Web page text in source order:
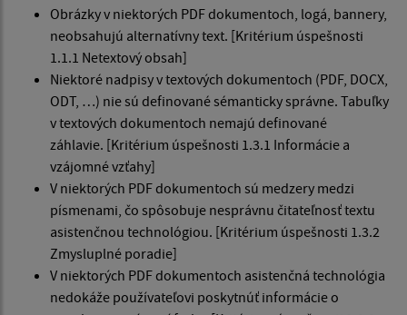
Obrázky v niektorých PDF dokumentoch, logá, bannery,
neobsahujú alternatívny text. [Kritérium úspešnosti
1.1.1 Netextový obsah]
Niektoré nadpisy v textových dokumentoch (PDF, DOCX,
ODT, …) nie sú definované sémanticky správne. Tabuľky
v textových dokumentoch nemajú definované
záhlavie. [Kritérium úspešnosti 1.3.1 Informácie a
vzájomné vzťahy]
V niektorých PDF dokumentoch sú medzery medzi
písmenami, čo spôsobuje nesprávnu čitateľnosť textu
asistenčnou technológiou. [Kritérium úspešnosti 1.3.2
Zmysluplné poradie]
V niektorých PDF dokumentoch asistenčná technológia
nedokáže používateľovi poskytnúť informácie o